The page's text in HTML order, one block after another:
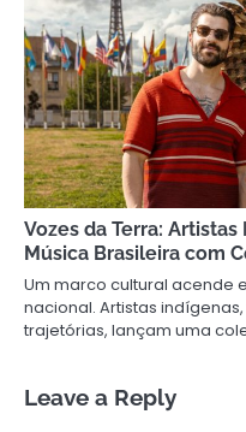
Vozes da Terra:
Música Brasileira com
Um marco cultural acende
nacional. Artistas
trajetórias, lançam uma
Leave a Reply